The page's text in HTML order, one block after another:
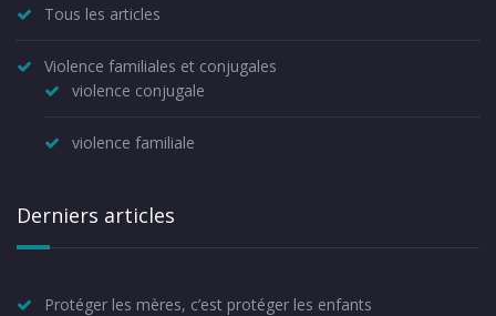
Tous les articles
Violence familiales et conjugales
violence conjugale
violence familiale
Derniers articles
Protéger les mères, c’est protéger les enfants